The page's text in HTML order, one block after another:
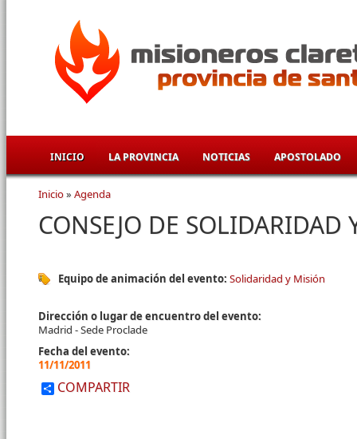
INICIO LA PROVINCIA NOTICIAS APOSTOLADO
Se encuentra usted aquí
Inicio» Agenda
CONSEJO DE SOLIDARIDAD
Equipo de animación del evento: Solidaridad y Misión
Dirección o lugar de encuentro del evento:
Madrid - Sede Proclade
Fecha del evento:
11/11/2011
COMPARTIR